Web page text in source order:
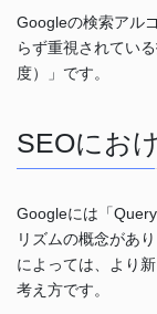
Googleの検索アル
らず重視されてい
度）」です。
SEOにお
Googleには「
リズムの概念があ
によっては、より
考え方です。